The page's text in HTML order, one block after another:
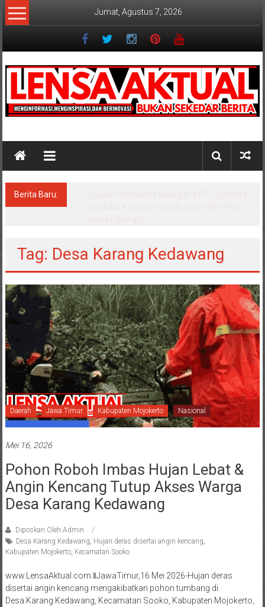
Lompat
ke
Jumat, Agustus 7, 2026
Berita Baru:
Tag: Desa Karang Kedawang
Daerah Jawa Timur Kabupaten Mojokerto Nasional
Mei 16, 2026
Pohon Roboh Imbas Hujan Lebat &
Angin Kencang Tutup Akses Warga
Desa Karang Kedawang
Diposkan Oleh:Admin
Desa Karang Kedawang Hujan deras disertai angin kencang
Kabupaten Mojokerto, Kecamatan Sooko
www.LensaAktual.com.ǁJawaTimur,16 Mei 2026-Hujan deras
disertai angin kencang mengakibatkan pohon tumbang di
Desa Karang Kedawang, Kecamatan Sooko, Kabupaten Mojokerto,